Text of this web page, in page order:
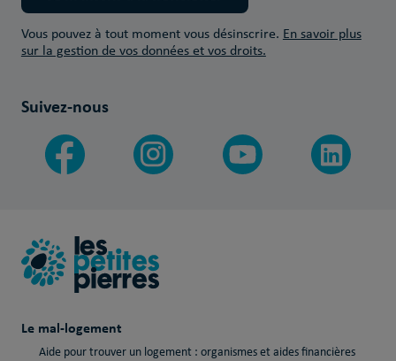
Vous pouvez à tout moment vous désinscrire. En savoir plus
sur la gestion de vos données et vos droits.
Suivez-nous
Le mal-logement
Aide pour trouver un logement : organismes et aides financières